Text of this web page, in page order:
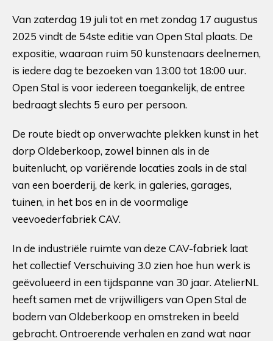
Van zaterdag 19 juli tot en met zondag 17 augustus
2025 vindt de 54ste editie van Open Stal plaats. De
expositie, waaraan ruim 50 kunstenaars deelnemen,
is iedere dag te bezoeken van 13:00 tot 18:00 uur.
Open Stal is voor iedereen toegankelijk, de entree
bedraagt slechts 5 euro per persoon.
De route biedt op onverwachte plekken kunst in het
dorp Oldeberkoop, zowel binnen als in de
buitenlucht, op variërende locaties zoals in de stal
van een boerderij, de kerk, in galeries, garages,
tuinen, in het bos en in de voormalige
veevoederfabriek CAV.
In de industriële ruimte van deze CAV-fabriek laat
het collectief Verschuiving 3.0 zien hoe hun werk is
geëvolueerd in een tijdspanne van 30 jaar. AtelierNL
heeft samen met de vrijwilligers van Open Stal de
bodem van Oldeberkoop en omstreken in beeld
gebracht. Ontroerende verhalen en zand wat naar